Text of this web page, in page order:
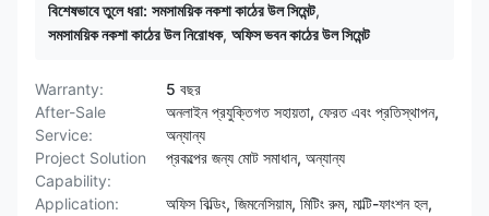
বিশেষভাবে তুলে ধরা: সমসাময়িক নকশা কাঠের উল সিমেন্ট,
সমসাময়িক নকশা কাঠের উল নিরোধক, অফিস ভবন কাঠের উল সিমেন্ট
Warranty:
5 বছর
After-Sale
Service:
অনলাইন প্রযুক্তিগত সহায়তা, ফেরত এবং প্রতিস্থাপন,
অন্যান্য
Project Solution
Capability:
প্রকল্পের জন্য মোট সমাধান, অন্যান্য
Application:
অফিস বিল্ডিং, জিমনেসিয়াম, মিটিং রুম, মাল্টি-ফাংশন হল,